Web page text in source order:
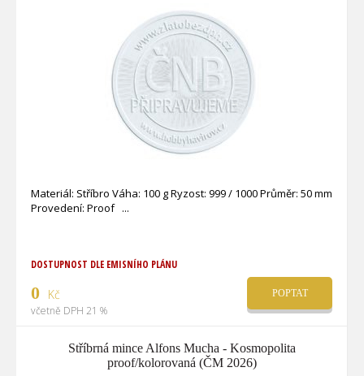
Materiál: Stříbro Váha: 100 g Ryzost: 999 / 1000 Průměr: 50 mm
Provedení: Proof
DOSTUPNOST DLE EMISNÍHO PLÁNU
0 Kč
včetně DPH 21 %
POPTAT
Stříbrná mince Alfons Mucha - Kosmopolita
proof/kolorovaná (ČM 2026)